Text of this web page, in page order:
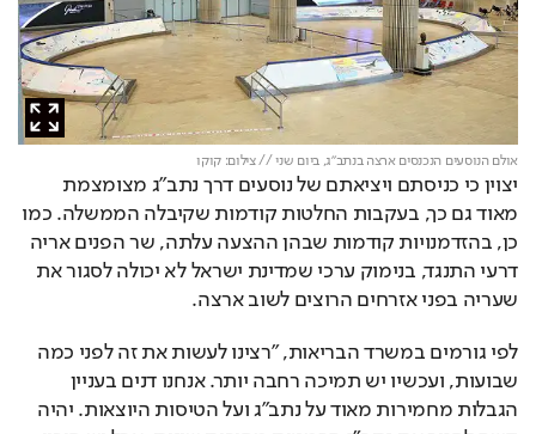
אולם הנוסעים הנכנסים ארצה בנתב"ג, ביום שני // צילום: קוקו
יצוין כי כניסתם ויציאתם של נוסעים דרך נתב"ג מצומצמת
מאוד גם כך, בעקבות החלטות קודמות שקיבלה הממשלה. כמו
כן, בהזדמנויות קודמות שבהן ההצעה עלתה, שר הפנים אריה
דרעי התנגד, בנימוק ערכי שמדינת ישראל לא יכולה לסגור את
שעריה בפני אזרחים הרוצים לשוב ארצה.
לפי גורמים במשרד הבריאות, "רצינו לעשות את זה לפני כמה
שבועות, ועכשיו יש תמיכה רחבה יותר. אנחנו דנים בעניין
הגבלות מחמירות מאוד על נתב"ג ועל הטיסות היוצאות. יהיה